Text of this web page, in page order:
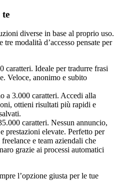
te
diverse in base al proprio uso.
modalità d’accesso pensate per
caratteri. Ideale per tradurre frasi
Veloce, anonimo e subito
a 3.000 caratteri. Accedi alla
ottieni risultati più rapidi e
caratteri. Nessun annuncio,
prestazioni elevate. Perfetto per
e team aziendali che
grazie ai processi automatici
l’opzione giusta per le tue